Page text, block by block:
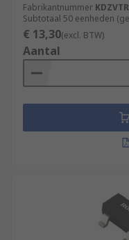
Fabrikantnummer
Subtotaal 50 eenheden
€ 13,30(excl. BTW)
Aantal